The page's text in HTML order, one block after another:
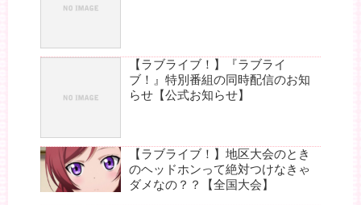
【ラブライブ！】『ラブライ
ブ！』特別番組の同時配信のお知
らせ【公式お知らせ】
【ラブライブ！】地区大会のとき
のヘッドホンって絶対つけなきゃ
ダメなの？？【全国大会】